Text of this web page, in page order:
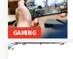
GAMING